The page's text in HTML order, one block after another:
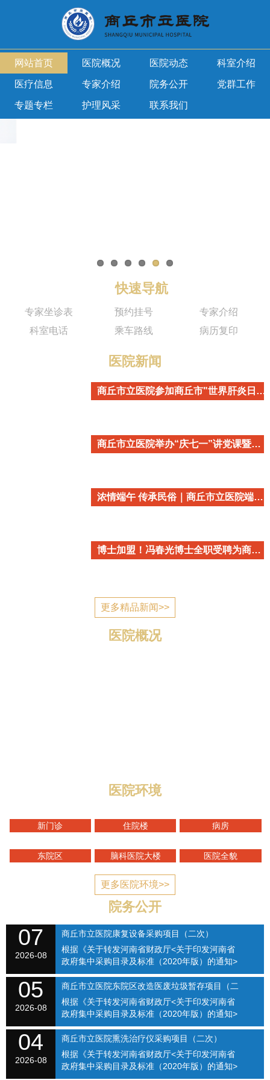
网站首页 医院概况 医院动态 科室介绍
医疗信息 专家介绍 院务公开 党群工作
专题专栏 护理风采 联系我们
快速导航
专家坐诊表 预约挂号
专家介绍
科室电话
乘车路线 病历复印
医院新闻
商丘市立医院参加商丘市"世界肝炎日"主题宣传活动
商丘市立医院举办“庆七一”讲党课暨重温入党誓词活动
浓情端午 传承民俗｜商丘市立医院端午民俗主题活动温情开启
博士加盟！冯春光博士全职受聘为商丘市立医院心血管内科学术带头人
更多精品新闻>>
医院概况
医院环境
新门诊 住院楼 病房
东院区 脑科医院大楼 医院全貌
更多医院环境>>
院务公开
07
2026-08
商丘市立医院康复设备采购项目（二次）
SQSLYY2026-074
根据《关于转发河南省财政厅<关于印发河南省
政府集中采购目录及标准（2020年版）的通知>
的通知》（商财购〔2020〕1号）和《商丘市立
医院关于修订招标采购流程的通知》（商立院字
【2021】...
05
2026-08
商丘市立医院东院区改造医废垃圾暂存项目（二
次）（SQSLYY2026-075）
根据《关于转发河南省财政厅<关于印发河南省
政府集中采购目录及标准（2020年版）的通知>
的通知》（商财购〔2020〕1号）和《商丘市立
医院关于修订招标采购流程的通知》（商立院字
【2021】...
04
2026-08
商丘市立医院熏洗治疗仪采购项目（二次）
（SQSLYY2026-076）
根据《关于转发河南省财政厅<关于印发河南省
政府集中采购目录及标准（2020年版）的通知>